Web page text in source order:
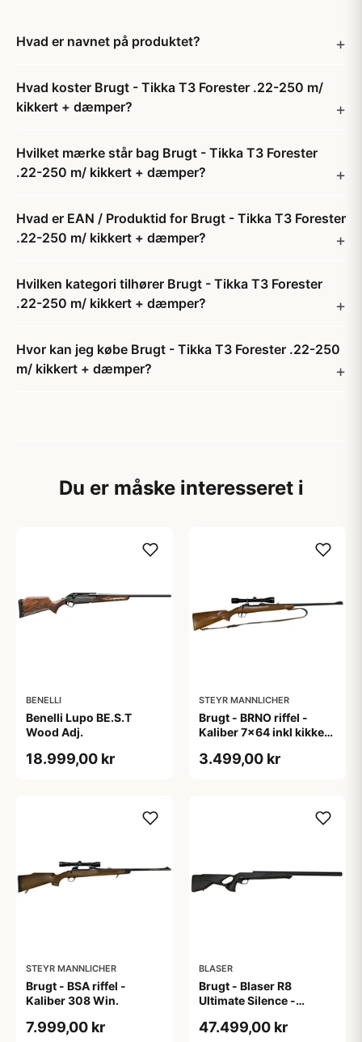
Hvad er navnet på produktet?
Hvad koster Brugt - Tikka T3 Forester .22-250 m/
kikkert + dæmper?
Hvilket mærke står bag Brugt - Tikka T3 Forester
.22-250 m/ kikkert + dæmper?
Hvad er EAN / Produktid for Brugt - Tikka T3 Forester
.22-250 m/ kikkert + dæmper?
Hvilken kategori tilhører Brugt - Tikka T3 Forester
.22-250 m/ kikkert + dæmper?
Hvor kan jeg købe Brugt - Tikka T3 Forester .22-250
m/ kikkert + dæmper?
Du er måske interesseret i
BENELLI
Benelli Lupo BE.S.T
Wood Adj.
18.999,00 kr
STEYR MANNLICHER
Brugt - BRNO riffel -
Kaliber 7x64 inkl kikkert
3.499,00 kr
STEYR MANNLICHER
Brugt - BSA riffel -
Kaliber 308 Win.
7.999,00 kr
BLASER
Brugt - Blaser R8
Ultimate Silence -
47.499,00 kr